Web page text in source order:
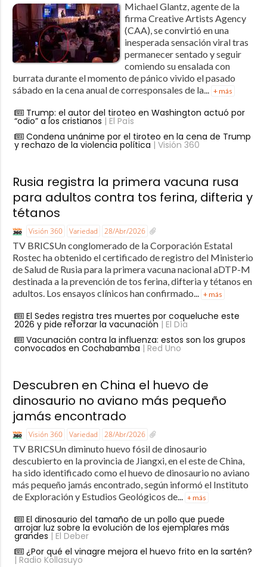
Michael Glantz, agente de la
firma Creative Artists Agency
(CAA), se convirtió en una
inesperada sensación viral tras
permanecer sentado y seguir
comiendo su ensalada con
burrata durante el momento de pánico vivido el pasado
sábado en la cena anual de corresponsales de la... + más
Trump: el autor del tiroteo en Washington actuó por
“odio” a los cristianos | El País
Condena unánime por el tiroteo en la cena de Trump
y rechazo de la violencia política | Visión 360
Rusia registra la primera vacuna rusa
para adultos contra tos ferina, difteria y
tétanos
Visión 360 Variedad 28/Abr/2026
TV BRICSUn conglomerado de la Corporación Estatal
Rostec ha obtenido el certificado de registro del Ministerio
de Salud de Rusia para la primera vacuna nacional aDTP-M
destinada a la prevención de tos ferina, difteria y tétanos en
adultos. Los ensayos clínicos han confirmado... + más
El Sedes registra tres muertes por coqueluche este
2026 y pide reforzar la vacunación | El Día
Vacunación contra la influenza: estos son los grupos
convocados en Cochabamba | Red Uno
Descubren en China el huevo de
dinosaurio no aviano más pequeño
jamás encontrado
Visión 360 Variedad 28/Abr/2026
TV BRICSUn diminuto huevo fósil de dinosaurio
descubierto en la provincia de Jiangxi, en el este de China,
ha sido identificado como el huevo de dinosaurio no aviano
más pequeño jamás encontrado, según informó el Instituto
de Exploración y Estudios Geológicos de... + más
El dinosaurio del tamaño de un pollo que puede
arrojar luz sobre la evolución de los ejemplares más
grandes | El Deber
¿Por qué el vinagre mejora el huevo frito en la sartén?
| Radio Kollasuyo